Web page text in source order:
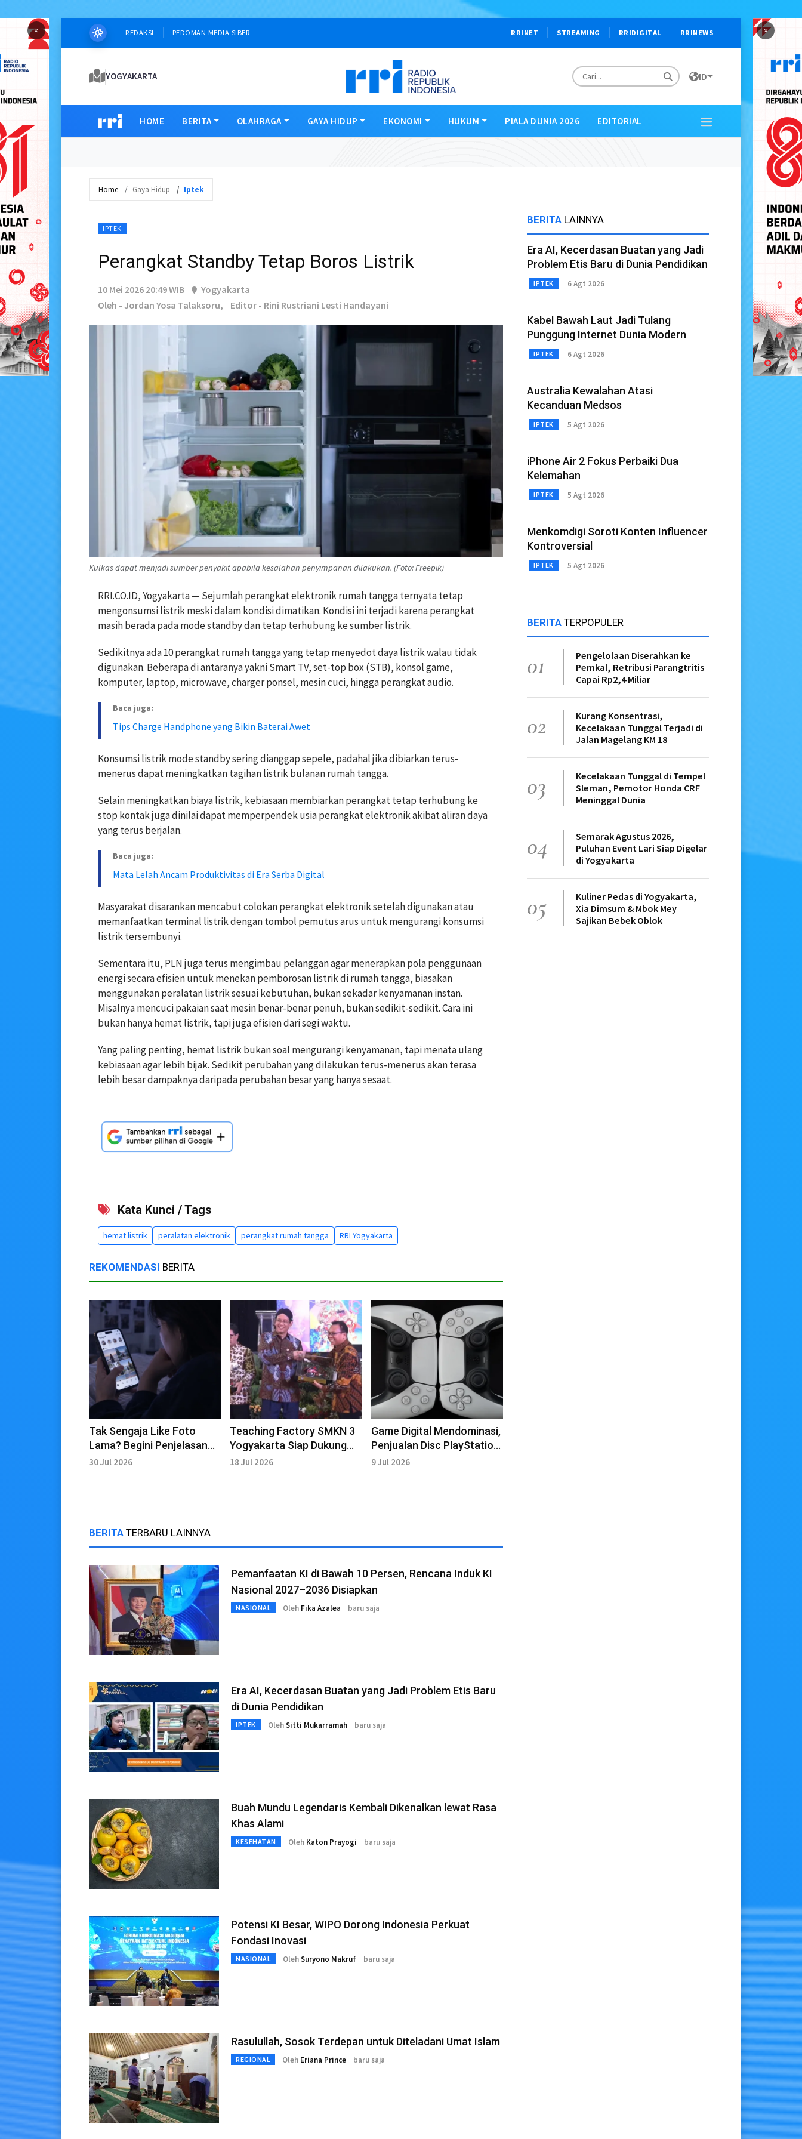
× ×
REDAKSI PEDOMAN MEDIA SIBER RRINET STREAMING RRIDIGITAL RRINEWS
YOGYAKARTA ID
HOME BERITA OLAHRAGA GAYA HIDUP EKONOMI HUKUM PIALA DUNIA 2026 EDITORIAL
Home Gaya Hidup Iptek
IPTEK
Perangkat Standby Tetap Boros Listrik
10 Mei 2026 20:49 WIB
Yogyakarta
Oleh - Jordan Yosa Talaksoru,
Editor - Rini Rustriani Lesti Handayani
Kulkas dapat menjadi sumber penyakit apabila kesalahan penyimpanan dilakukan. (Foto: Freepik)
RRI.CO.ID, Yogyakarta — Sejumlah perangkat elektronik rumah tangga ternyata tetap
mengonsumsi listrik meski dalam kondisi dimatikan. Kondisi ini terjadi karena perangkat
masih berada pada mode standby dan tetap terhubung ke sumber listrik.
Sedikitnya ada 10 perangkat rumah tangga yang tetap menyedot daya listrik walau tidak
digunakan. Beberapa di antaranya yakni Smart TV, set-top box (STB), konsol game,
komputer, laptop, microwave, charger ponsel, mesin cuci, hingga perangkat audio.
Baca juga:
Tips Charge Handphone yang Bikin Baterai Awet
Konsumsi listrik mode standby sering dianggap sepele, padahal jika dibiarkan terus-
menerus dapat meningkatkan tagihan listrik bulanan rumah tangga.
Selain meningkatkan biaya listrik, kebiasaan membiarkan perangkat tetap terhubung ke
stop kontak juga dinilai dapat memperpendek usia perangkat elektronik akibat aliran daya
yang terus berjalan.
Baca juga:
Mata Lelah Ancam Produktivitas di Era Serba Digital
Masyarakat disarankan mencabut colokan perangkat elektronik setelah digunakan atau
memanfaatkan terminal listrik dengan tombol pemutus arus untuk mengurangi konsumsi
listrik tersembunyi.
Sementara itu, PLN juga terus mengimbau pelanggan agar menerapkan pola penggunaan
energi secara efisien untuk menekan pemborosan listrik di rumah tangga, biasakan
menggunakan peralatan listrik sesuai kebutuhan, bukan sekadar kenyamanan instan.
Misalnya mencuci pakaian saat mesin benar-benar penuh, bukan sedikit-sedikit. Cara ini
bukan hanya hemat listrik, tapi juga efisien dari segi waktu.
Yang paling penting, hemat listrik bukan soal mengurangi kenyamanan, tapi menata ulang
kebiasaan agar lebih bijak. Sedikit perubahan yang dilakukan terus-menerus akan terasa
lebih besar dampaknya daripada perubahan besar yang hanya sesaat.
Kata Kunci / Tags
hemat listrik peralatan elektronik perangkat rumah tangga RRI Yogyakarta
REKOMENDASI BERITA
Tak Sengaja Like Foto
Lama? Begini Penjelasan
Pimpinan Instagram
30 Jul 2026
Teaching Factory SMKN 3
Yogyakarta Siap Dukung
Produksi Bekalista
18 Jul 2026
Game Digital Mendominasi,
Penjualan Disc PlayStation
Dihentikan
9 Jul 2026
BERITA TERBARU LAINNYA
Pemanfaatan KI di Bawah 10 Persen, Rencana Induk KI
Nasional 2027–2036 Disiapkan
NASIONAL Oleh Fika Azalea baru saja
Era AI, Kecerdasan Buatan yang Jadi Problem Etis Baru
di Dunia Pendidikan
IPTEK OlehSitti Mukarramah baru saja
Buah Mundu Legendaris Kembali Dikenalkan lewat Rasa
Khas Alami
KESEHATAN Oleh Katon Prayogi baru saja
Potensi KI Besar, WIPO Dorong Indonesia Perkuat
Fondasi Inovasi
NASIONAL OlehSuryono Makruf baru saja
Rasulullah, Sosok Terdepan untuk Diteladani Umat Islam
REGIONAL Oleh Eriana Prince baru saja
BERITA LAINNYA
Era AI, Kecerdasan Buatan yang Jadi
Problem Etis Baru di Dunia Pendidikan
IPTEK 6 Agt 2026
Kabel Bawah Laut Jadi Tulang
Punggung Internet Dunia Modern
IPTEK 6 Agt 2026
Australia Kewalahan Atasi
Kecanduan Medsos
IPTEK 5 Agt 2026
iPhone Air 2 Fokus Perbaiki Dua
Kelemahan
IPTEK 5 Agt 2026
Menkomdigi Soroti Konten Influencer
Kontroversial
IPTEK 5 Agt 2026
BERITA TERPOPULER
01
Pengelolaan Diserahkan ke
Pemkal, Retribusi Parangtritis
Capai Rp2,4 Miliar
02
Kurang Konsentrasi,
Kecelakaan Tunggal Terjadi di
Jalan Magelang KM 18
03
Kecelakaan Tunggal di Tempel
Sleman, Pemotor Honda CRF
Meninggal Dunia
04
Semarak Agustus 2026,
Puluhan Event Lari Siap Digelar
di Yogyakarta
05
Kuliner Pedas di Yogyakarta,
Xia Dimsum & Mbok Mey
Sajikan Bebek Oblok